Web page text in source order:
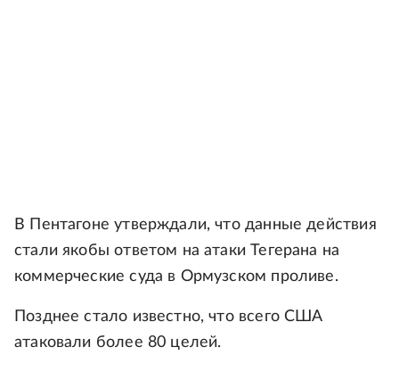
В Пентагоне утверждали, что данные действия
стали якобы ответом на атаки Тегерана на
коммерческие суда в Ормузском проливе.
Позднее стало известно, что всего США
атаковали более 80 целей.